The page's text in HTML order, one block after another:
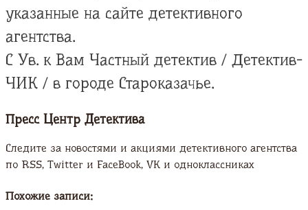
указанные на сайте детективного
агентства.
С Ув. к Вам Частный детектив / Детектив-
ЧИК / в городе Староказачье.
Пресс Центр Детектива
Следите за новостями и акциями детективного агентства
по RSS, Twitter и FaсeBook, VK и одноклассниках
Похожие записи: